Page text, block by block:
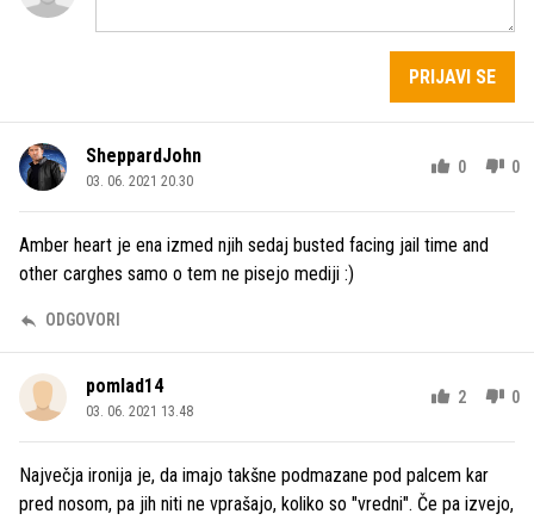
PRIJAVI SE
SheppardJohn
03. 06. 2021 20.30
0 0
Amber heart je ena izmed njih sedaj busted facing jail time and
other carghes samo o tem ne pisejo mediji :)
ODGOVORI
pomlad14
03. 06. 2021 13.48
2 0
Največja ironija je, da imajo takšne podmazane pod palcem kar
pred nosom, pa jih niti ne vprašajo, koliko so "vredni". Če pa izvejo,